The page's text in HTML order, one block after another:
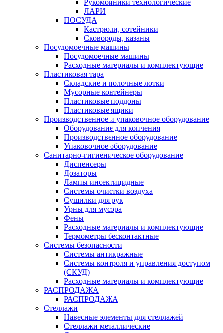
Рукомойники технологические
ЛАРИ
ПОСУДА
Кастрюли, сотейники
Сковороды, казаны
Посудомоечные машины
Посудомоечные машины
Расходные материалы и комплектующие
Пластиковая тара
Складские и полочные лотки
Мусорные контейнеры
Пластиковые поддоны
Пластиковые ящики
Производственное и упаковочное оборудование
Оборудование для копчения
Производственное оборудование
Упаковочное оборудование
Санитарно-гигиеническое оборудование
Диспенсеры
Дозаторы
Лампы инсектицидные
Системы очистки воздуха
Сушилки для рук
Урны для мусора
Фены
Расходные материалы и комплектующие
Термометры бесконтактные
Системы безопасности
Системы антикражные
Системы контроля и управления доступом
(СКУД)
Расходные материалы и комплектующие
РАСПРОДАЖА
РАСПРОДАЖА
Стеллажи
Навесные элементы для стеллажей
Стеллажи металлические